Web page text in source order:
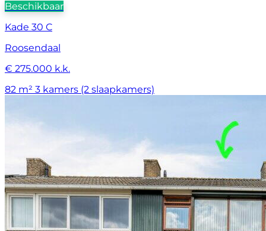
Beschikbaar
Kade 30 C
Roosendaal
€ 275.000 k.k.
82 m² 3 kamers (2 slaapkamers)